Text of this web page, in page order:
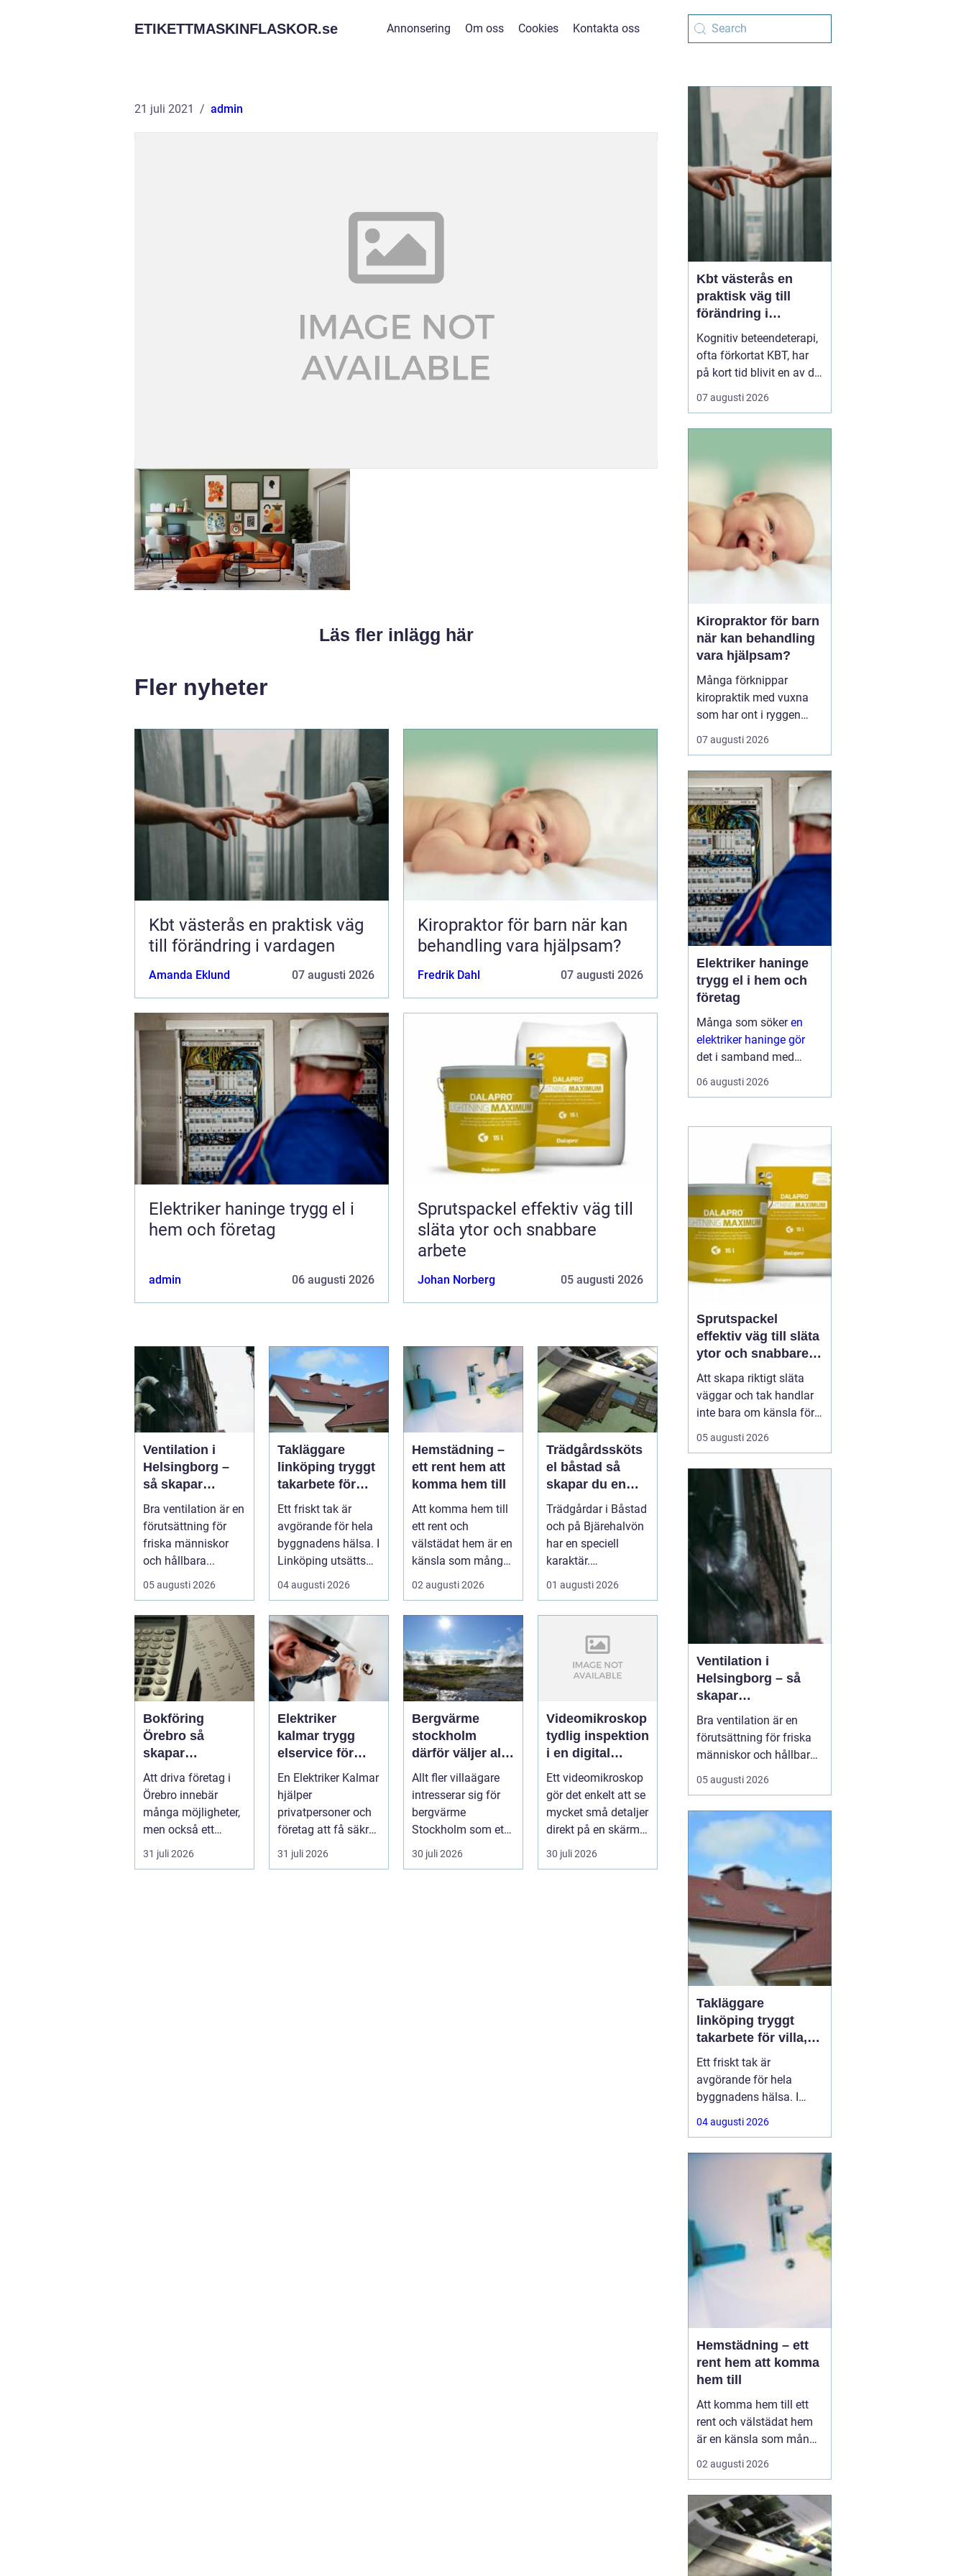
ETIKETTMASKINFLASKOR.se Annonsering Om oss Cookies Kontakta oss
21 juli 2021 admin
Läs fler inlägg här
Fler nyheter
Kbt västerås en praktisk väg
till förändring i vardagen
Amanda Eklund 07 augusti 2026
Kiropraktor för barn när kan
behandling vara hjälpsam?
Fredrik Dahl 07 augusti 2026
Elektriker haninge trygg el i
hem och företag
admin 06 augusti 2026
Sprutspackel effektiv väg till
släta ytor och snabbare
arbete
Johan Norberg 05 augusti 2026
Ventilation i
Helsingborg –
så skapar
fastighetsägare
friskare och mer
energieffektiva
byggnader
Bra ventilation är en
förutsättning för
friska människor
och hållbara...
05 augusti 2026
Takläggare
linköping tryggt
takarbete för
villa, brf och
företag
Ett friskt tak är
avgörande för hela
byggnadens hälsa. I
Linköping utsätts
taken för stora
temperatu...
04 augusti 2026
Hemstädning –
ett rent hem att
komma hem till
Att komma hem till
ett rent och
välstädat hem är en
känsla som många
02 augusti 2026
Trädgårdssköts
el båstad så
skapar du en
hållbar och
vacker trädgård
på bjäre
Trädgårdar i Båstad
och på Bjärehalvön
har en speciell
karaktär.
Kombinationen av
närheten till have...
01 augusti 2026
Bokföring
Örebro så
skapar
företagare
tryggare
ekonomi
Att driva företag i
Örebro innebär
många möjligheter,
men också ett
tydligt ansvar:
ekonomin måste v...
31 juli 2026
Elektriker
kalmar trygg
elservice för
hem och företag
En Elektriker Kalmar
hjälper
privatpersoner och
företag att få säkra,
energieffektiva och
framtidssä...
31 juli 2026
Bergvärme
stockholm
därför väljer allt
fler denna
uppvärmning
Allt fler villaägare
intresserar sig för
bergvärme
Stockholm som ett
sätt att få lägre
uppvärmningsk...
30 juli 2026
Videomikroskop
tydlig inspektion
i en digital
vardag
Ett videomikroskop
gör det enkelt att se
mycket små detaljer
direkt på en skärm, i
stället för genom...
30 juli 2026
Kbt västerås en
praktisk väg till
förändring i
vardagen
Kognitiv beteendeterapi,
ofta förkortat KBT, har
på kort tid blivit en av de
mest använda
behandlingsmetoderna
Västerås söker allt fler
nedstämdhet och
relationsproblem. När
människ...
07 augusti 2026
Kiropraktor för barn
när kan behandling
vara hjälpsam?
Många förknippar
kiropraktik med vuxna
som har ont i ryggen
eller nacken. Men barns
kroppar är i ständig
för påfrestningar från
graviditet och
förlossning, fall i
lekparken, snabb tillväxt
och ibland hård
idrottsträning. Därför...
07 augusti 2026
Elektriker haninge
trygg el i hem och
företag
Många som sökeren
elektriker haninge gör
det i samband med
renovering,
nybyggnation eller när
fungera. El är en
självklar del av
vardagen, men samtidigt
ett område där sm...
06 augusti 2026
Sprutspackel
effektiv väg till släta
ytor och snabbare
arbete
Att skapa riktigt släta
väggar och tak handlar
inte bara om känsla för
finish. Valet av metod
och material påverkar
tidsåtgång och
slutresultat. Härkommer
Sprutspackel insom ett
mo...
05 augusti 2026
Ventilation i
Helsingborg – så
skapar
fastighetsägare
friskare och mer
energieffektiva
Bra ventilation är en
förutsättning för friska
människor och hållbara
byggnader. I en kuststad
som Helsingborg, med
temperaturer och många
äldre fastigheter, märks
skillnaden e...
05 augusti 2026
Takläggare
linköping tryggt
takarbete för villa,
brf och företag
Ett friskt tak är
avgörande för hela
byggnadens hälsa. I
Linköping utsätts taken
för stora
börjar åldras kan små
skador snabbt växa till
dyra fuktproblem. Att
anlita en erfaren
04 augusti 2026
Hemstädning – ett
rent hem att komma
hem till
Att komma hem till ett
rent och välstädat hem
är en känsla som många
värdesätter högt. I en
hektisk storstadsmiljö
dock vara svårt att få
tiden att räcka till fö...
02 augusti 2026